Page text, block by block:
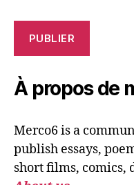
PUBLIER
À propos de
Merco6 is a
publish essays,
short films, comics,